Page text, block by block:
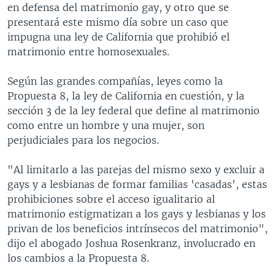
en defensa del matrimonio gay, y otro que se
presentará este mismo día sobre un caso que
impugna una ley de California que prohibió el
matrimonio entre homosexuales.
Según las grandes compañías, leyes como la
Propuesta 8, la ley de California en cuestión, y la
sección 3 de la ley federal que define al matrimonio
como entre un hombre y una mujer, son
perjudiciales para los negocios.
"Al limitarlo a las parejas del mismo sexo y excluir a
gays y a lesbianas de formar familias 'casadas', estas
prohibiciones sobre el acceso igualitario al
matrimonio estigmatizan a los gays y lesbianas y los
privan de los beneficios intrínsecos del matrimonio",
dijo el abogado Joshua Rosenkranz, involucrado en
los cambios a la Propuesta 8.